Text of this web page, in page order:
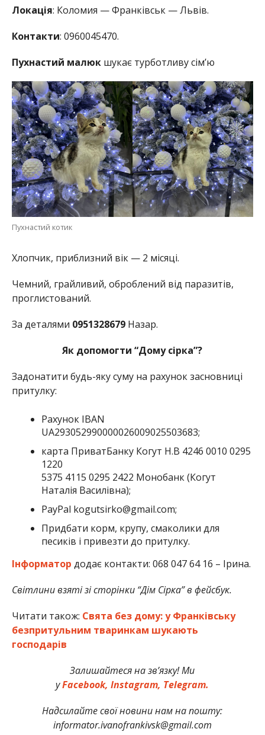
Локація: Коломия — Франківськ — Львів.
Контакти: 0960045470.
Пухнастий малюкшукає турботливу сім’ю
Пухнастий котик
Хлопчик, приблизний вік — 2 місяці.
Чемний, грайливий, оброблений від паразитів,
проглистований.
За деталями 0951328679Назар.
Як допомогти “Дому сірка”?
Задонатити будь-яку суму на рахунок засновниці
притулку:
Рахунок ІBAN
UA293052990000026009025503683;
карта ПриватБанку Когут Н.В 4246 0010 0295
1220
5375 4115 0295 2422 Монобанк (Когут
Наталія Василівна);
PayPal kogutsirko@gmail.com;
Придбати корм, крупу, смаколики для
песиків і привезти до притулку.
Інформатор додає контакти: 068 047 64 16 – Ірина.
Світлини взяті зі сторінки “Дім Сірка” в фейсбук.
Читати також: Свята без дому: у Франківську
безпритульним тваринкам шукають
господарів
Залишайтеся на зв’язку! Ми
уFacebook, Instagram, Telegram.
Надсилайте свої новини нам на пошту:
informator.ivanofrankivsk@gmail.com